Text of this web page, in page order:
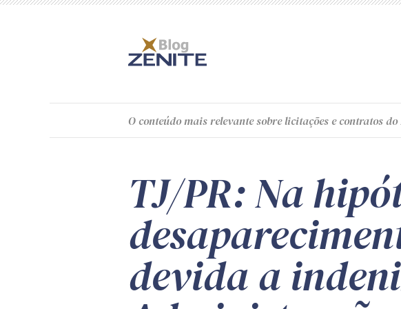
O conteúdomais relevante sobre licitações e contratos
TJ/PR: Na
devida a